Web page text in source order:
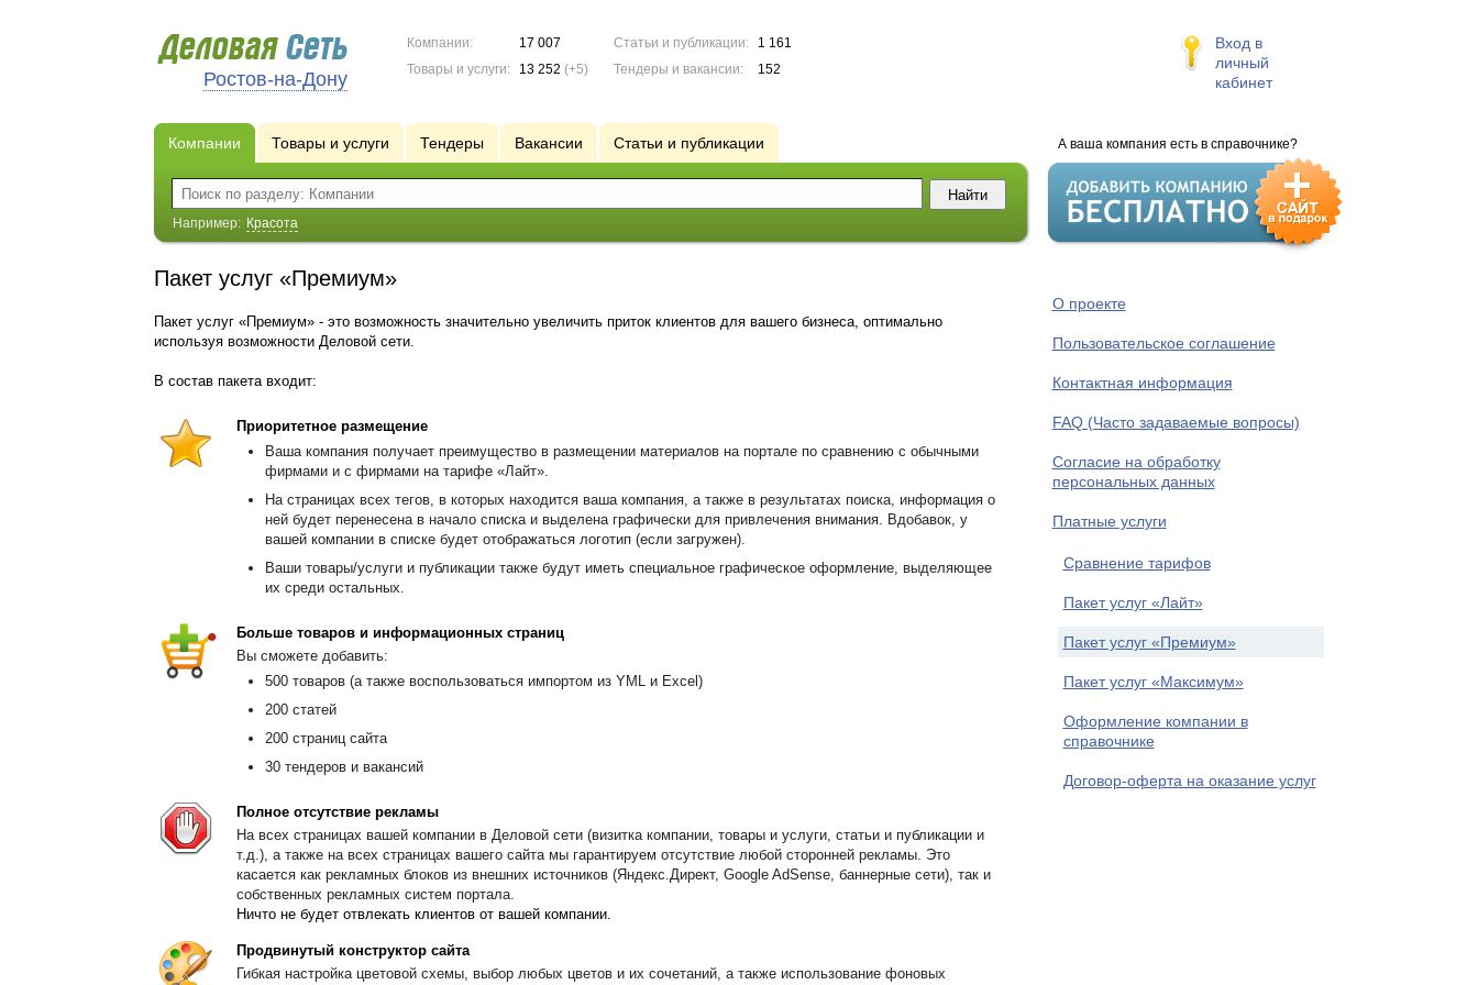
Ростов-на-Дону
Компании:
17 007
Товары и услуги:
13 252 (+5)
Статьи и публикации:
1 161
Тендеры и вакансии:
152
Вход в
личный
кабинет
А ваша компания есть в справочнике?
Компании Товары и услуги Тендеры Вакансии Статьи и публикации
Например: Красота
Пакет услуг «Премиум»
Пакет услуг «Премиум» - это возможность значительно увеличить приток клиентов для вашего бизнеса, оптимально
используя возможности Деловой сети.
В состав пакета входит:
Приоритетное размещение
Ваша компания получает преимущество в размещении материалов на портале по сравнению с обычными
фирмами и с фирмами на тарифе «Лайт».
На страницах всех тегов, в которых находится ваша компания, а также в результатах поиска, информация о
ней будет перенесена в начало списка и выделена графически для привлечения внимания. Вдобавок, у
вашей компании в списке будет отображаться логотип (если загружен).
Ваши товары/услуги и публикации также будут иметь специальное графическое оформление, выделяющее
их среди остальных.
Больше товаров и информационных страниц
Вы сможете добавить:
500 товаров (а также воспользоваться импортом из YML и Excel)
200 статей
200 страниц сайта
30 тендеров и вакансий
Полное отсутствие рекламы
На всех страницах вашей компании в Деловой сети (визитка компании, товары и услуги, статьи и публикации и
т.д.), а также на всех страницах вашего сайта мы гарантируем отсутствие любой сторонней рекламы. Это
касается как рекламных блоков из внешних источников (Яндекс.Директ, Google AdSense, баннерные сети), так и
собственных рекламных систем портала.
Ничто не будет отвлекать клиентов от вашей компании.
Продвинутый конструктор сайта
Гибкая настройка цветовой схемы, выбор любых цветов и их сочетаний, а также использование фоновых
О проекте
Пользовательское соглашение
Контактная информация
FAQ (Часто задаваемые вопросы)
Согласие на обработку
персональных данных
Платные услуги
Сравнение тарифов
Пакет услуг «Лайт»
Пакет услуг «Премиум»
Пакет услуг «Максимум»
Оформление компании в
справочнике
Договор-оферта на оказание услуг